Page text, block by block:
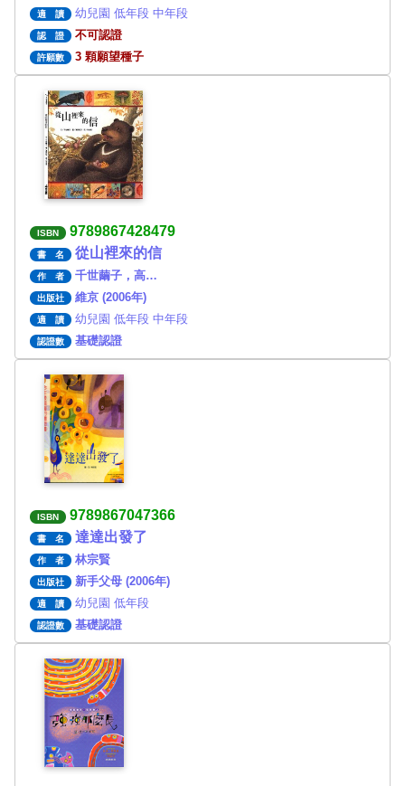
適 讀 幼兒園 低年段 中年段
認 證 不可認證
許願數 3 顆願望種子
ISBN 9789867428479
書 名 從山裡來的信
作 者 千世繭子，高…
出版社 維京 (2006年)
適 讀 幼兒園 低年段 中年段
認證數 基礎認證
ISBN 9789867047366
書 名 達達出發了
作 者 林宗賢
出版社 新手父母 (2006年)
適 讀 幼兒園 低年段
認證數 基礎認證